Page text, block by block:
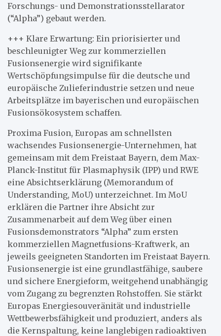
Forschungs- und Demonstrationsstellarator
(“Alpha”) gebaut werden.
+++ Klare Erwartung: Ein priorisierter und
beschleunigter Weg zur kommerziellen
Fusionsenergie wird signifikante
Wertschöpfungsimpulse für die deutsche und
europäische Zulieferindustrie setzen und neue
Arbeitsplätze im bayerischen und europäischen
Fusionsökosystem schaffen.
Proxima Fusion, Europas am schnellsten
wachsendes Fusionsenergie-Unternehmen, hat
gemeinsam mit dem Freistaat Bayern, dem Max-
Planck-Institut für Plasmaphysik (IPP) und RWE
eine Absichtserklärung (Memorandum of
Understanding, MoU) unterzeichnet. Im MoU
erklären die Partner ihre Absicht zur
Zusammenarbeit auf dem Weg über einen
Fusionsdemonstrators “Alpha” zum ersten
kommerziellen Magnetfusions-Kraftwerk, an
jeweils geeigneten Standorten im Freistaat Bayern.
Fusionsenergie ist eine grundlastfähige, saubere
und sichere Energieform, weitgehend unabhängig
vom Zugang zu begrenzten Rohstoffen. Sie stärkt
Europas Energiesouveränität und industrielle
Wettbewerbsfähigkeit und produziert, anders als
die Kernspaltung, keine langlebigen radioaktiven